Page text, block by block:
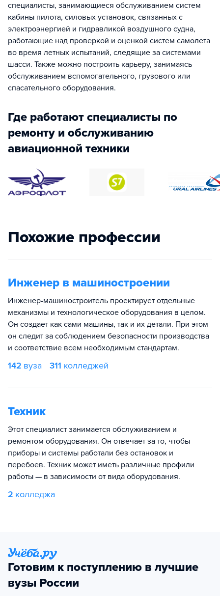
специалисты, занимающиеся обслуживанием систем
кабины пилота, силовых установок, связанных с
электроэнергией и гидравликой воздушного судна,
работающие над проверкой и оценкой систем самолета
во время летных испытаний, следящие за системами
шасси. Также можно построить карьеру, занимаясь
обслуживанием вспомогательного, грузового или
спасательного оборудования.
Где работают специалисты по
ремонту и обслуживанию
авиационной техники
Похожие профессии
Инженер в машиностроении
Инженер-машиностроитель проектирует отдельные
механизмы и технологическое оборудования в целом.
Он создает как сами машины, так и их детали. При этом
он следит за соблюдением безопасности производства
и соответствие всем необходимым стандартам.
142 вуза 311 колледжей
Техник
Этот специалист занимается обслуживанием и
ремонтом оборудования. Он отвечает за то, чтобы
приборы и системы работали без остановок и
перебоев. Техник может иметь различные профили
работы — в зависимости от вида оборудования.
2 колледжа
Готовим к поступлению в лучшие
вузы России